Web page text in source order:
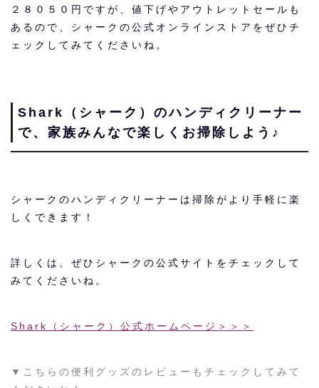
２８０５０円ですが、値下げやアウトレットセールも
あるので、シャークの公式オンラインストアをぜひチ
ェックしてみてくださいね。
Shark（シャーク）のハンディクリーナー
で、家族みんなで楽しくお掃除しよう♪
シャークのハンディクリーナーは掃除がより手軽に楽
しくできます！
詳しくは、ぜひシャークの公式サイトをチェックして
みてくださいね。
Shark（シャーク）公式ホームページ＞＞＞
▼こちらの便利グッズのレビューもチェックしてみて